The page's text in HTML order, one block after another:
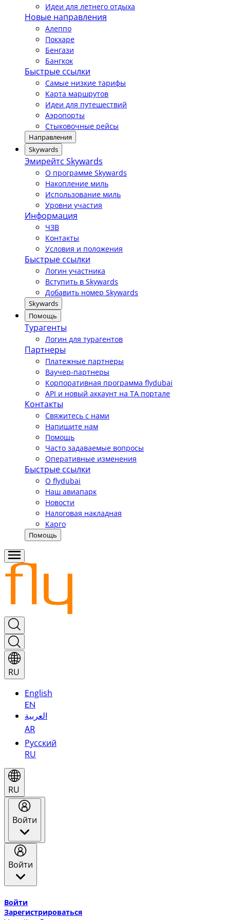
Идеи для летнего отдыха
Новые направления
Алеппо
Покхаре
Бенгази
Бангкок
Быстрые ссылки
Самые низкие тарифы
Карта маршрутов
Идеи для путешествий
Аэропорты
Стыковочные рейсы
Направления
Skywards
Эмирейтс Skywards
О программе Skywards
Накопление миль
Использование миль
Уровни участия
Информация
ЧЗВ
Контакты
Условия и положения
Быстрые ссылки
Логин участника
Вступить в Skywards
Добавить номер Skywards
Skywards
Помощь
Турагенты
Логин для турагентов
Партнеры
Платежные партнеры
Ваучер-партнеры
Корпоративная программа flydubai
API и новый аккаунт на TA портале
Контакты
Свяжитесь с нами
Напишите нам
Помощь
Часто задаваемые вопросы
Оперативные изменения
Быстрые ссылки
О flydubai
Наш авиапарк
Новости
Налоговая накладная
Карго
Помощь
RU
English
EN
العربية
AR
Русский
RU
RU
Войти
Войти
Войти
Зарегистрироваться